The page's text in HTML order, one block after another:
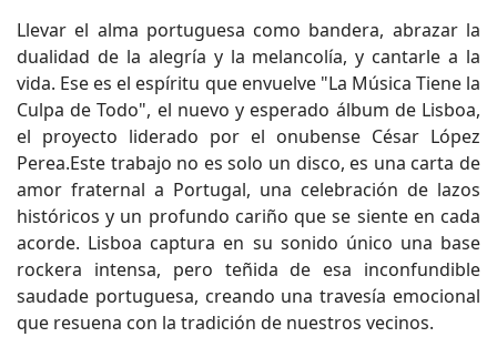
Llevar el alma portuguesa como bandera, abrazar la
dualidad de la alegría y la melancolía, y cantarle a la
vida. Ese es el espíritu que envuelve "La Música Tiene la
Culpa de Todo", el nuevo y esperado álbum de Lisboa,
el proyecto liderado por el onubense César López
Perea.Este trabajo no es solo un disco, es una carta de
amor fraternal a Portugal, una celebración de lazos
históricos y un profundo cariño que se siente en cada
acorde. Lisboa captura en su sonido único una base
rockera intensa, pero teñida de esa inconfundible
saudade portuguesa, creando una travesía emocional
que resuena con la tradición de nuestros vecinos.